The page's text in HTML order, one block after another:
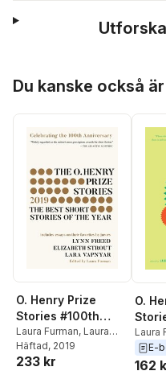
Du kanske också
O. Henry Prize
Stories #100th
Anniversary Edition
(2019)
Laura Furman, Laura
Furman
Häftad, 2019
233 kr
O.
Laura
E-
162